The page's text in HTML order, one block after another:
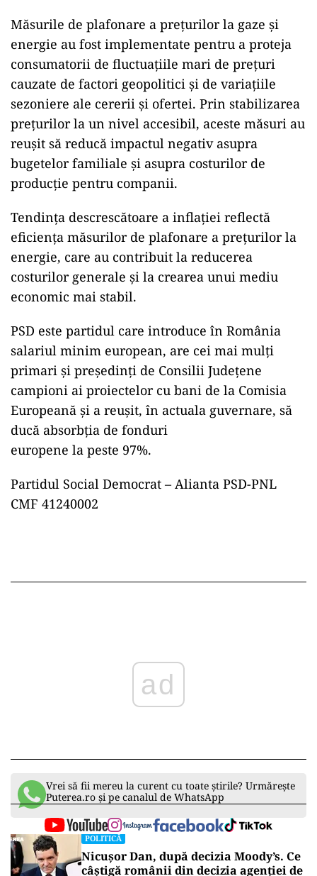
Măsurile de plafonare a prețurilor la gaze și
energie au fost implementate pentru a proteja
consumatorii de fluctuațiile mari de prețuri
cauzate de factori geopolitici și de variațiile
sezoniere ale cererii și ofertei. Prin stabilizarea
prețurilor la un nivel accesibil, aceste măsuri au
reușit să reducă impactul negativ asupra
bugetelor familiale și asupra costurilor de
producție pentru companii.
Tendința descrescătoare a inflației reflectă
eficiența măsurilor de plafonare a prețurilor la
energie, care au contribuit la reducerea
costurilor generale și la crearea unui mediu
economic mai stabil.
PSD este partidul care introduce în România
salariul minim european, are cei mai mulți
primari și președinți de Consilii Județene
campioni ai proiectelor cu bani de la Comisia
Europeană și a reușit, în actuala guvernare, să
ducă absorbția de fonduri
europene la peste 97%.
Partidul Social Democrat – Alianta PSD-PNL
CMF 41240002
ad
Vrei să fii mereu la curent cu toate știrile? Urmărește
Puterea.ro și pe canalul de WhatsApp
POLITICĂ
Nicușor Dan, după decizia Moody’s. Ce
câștigă românii din decizia agenției de